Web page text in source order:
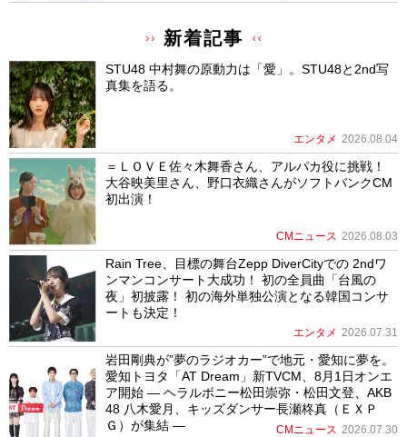
新着記事
STU48 中村舞の原動力は「愛」。STU48と2nd写
真集を語る。
エンタメ 2026.08.04
＝ＬＯＶＥ佐々木舞香さん、アルパカ役に挑戦！
大谷映美里さん、野口衣織さんがソフトバンクCM
初出演！
CMニュース 2026.08.03
Rain Tree、目標の舞台Zepp DiverCityでの 2ndワ
ンマンコンサート大成功！ 初の全員曲「台風の
夜」初披露！ 初の海外単独公演となる韓国コンサ
ートも決定！
エンタメ 2026.07.31
岩田剛典が”夢のラジオカー”で地元・愛知に夢を。
愛知トヨタ「AT Dream」新TVCM、8月1日オンエ
ア開始 ― ヘラルボニー松田崇弥・松田文登、AKB
48 八木愛月、キッズダンサー長瀬柊真（ＥＸＰ
Ｇ）が集結 ―
CMニュース 2026.07.30